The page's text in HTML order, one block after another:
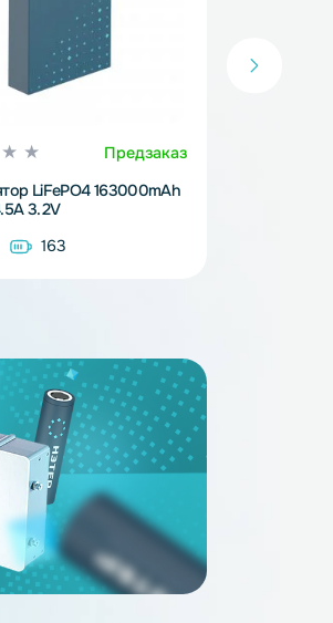
Аккумулятор LiFePO4 163000mAh
163A/244.5A 3.2V
3.2